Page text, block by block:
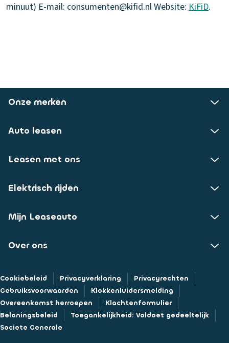
minuut) E-mail: consumenten@kifid.nl Website: KiFiD.
Onze merken
Auto leasen
Leasen met ons
Elektrisch rijden
Mijn Leaseauto
Over ons
Cookiebeleid Privacyverklaring
Privacyrechten
Gebruiksvoorwaarden
Klokkenluidersmelding
Overeenkomst herroepen
Klachtenformulier
Beloningsbeleid
Toegankelijkheid: Voldoet gedeeltelijk
Societe Generale